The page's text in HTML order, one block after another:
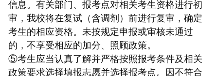
信息。有关部门、报考点对相关考生资格进行初
审，我校将在复试（含调剂）前进行复审，确定
考生的相应资格。未按规定申报或审核未通过
的，不享受相应的加分、照顾政策。
⑤考生应当认真了解并严格按照报考条件及相关
政策要求选择填报志愿并选择报考点。因不符合